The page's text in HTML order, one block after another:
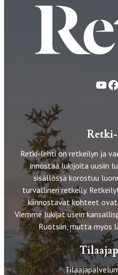
Retki-lehti on retkeilyn ja
innostaa lukijoita uusiin
sisällössä korostuu
turvallinen retkeily.
kiinnostavat kohteet
Viemme lukijat usein
Ruotsiin, mutta myös